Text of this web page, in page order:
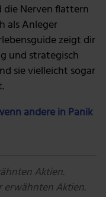
Nerven flattern
als Anleger
zeigt dir
und strategisch
sie vielleicht sogar
andere in Panik
Aktien.
Aktien.